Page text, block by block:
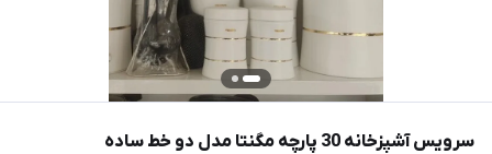
سرویس آشپزخانه 30 پارچه مگنتا مدل دو خط ساده